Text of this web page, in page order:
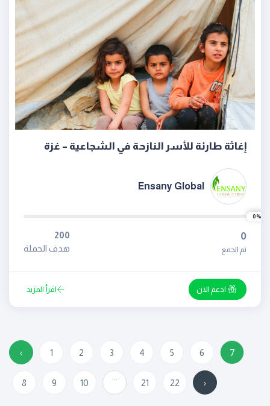
إغاثة طارئة للأسر النازحة في الشجاعية – غزة
Ensany Global
0%
0
تم الجمع
200
هدف الحملة
ادعم الان اقرأ المزيد
‹ 1 2 3 4 5 6 7
8 9 10 ... 21 22 ›